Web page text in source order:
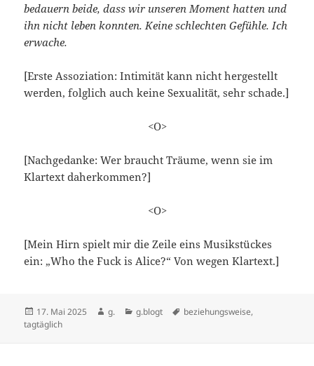
bedauern beide, dass wir unseren Moment hatten und
ihn nicht leben konnten. Keine schlechten Gefühle. Ich
erwache.
[Erste Assoziation: Intimität kann nicht hergestellt
werden, folglich auch keine Sexualität, sehr schade.]
<O>
[Nachgedanke: Wer braucht Träume, wenn sie im
Klartext daherkommen?]
<O>
[Mein Hirn spielt mir die Zeile eins Musikstückes
ein: „Who the Fuck is Alice?“ Von wegen Klartext.]
Veröffentlicht
am
17. Mai 2025 Autor
g. Kategorien
g.blogt Schlagwörter
beziehungsweise,
tagtäglich